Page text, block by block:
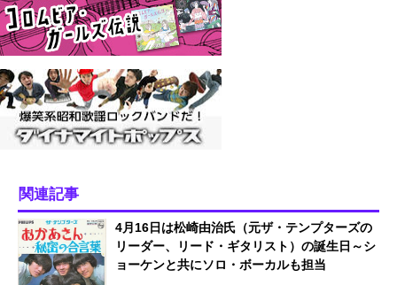
関連記事
4月16日は松崎由治氏（元ザ・テンプターズの
リーダー、リード・ギタリスト）の誕生日～シ
ョーケンと共にソロ・ボーカルも担当